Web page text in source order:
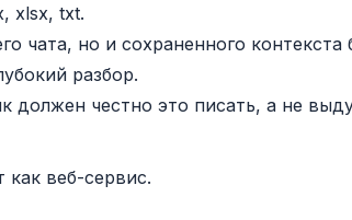
xlsx, txt.
чата, но и сохраненного контекста
разбор.
должен честно это писать, а не
как веб-сервис.